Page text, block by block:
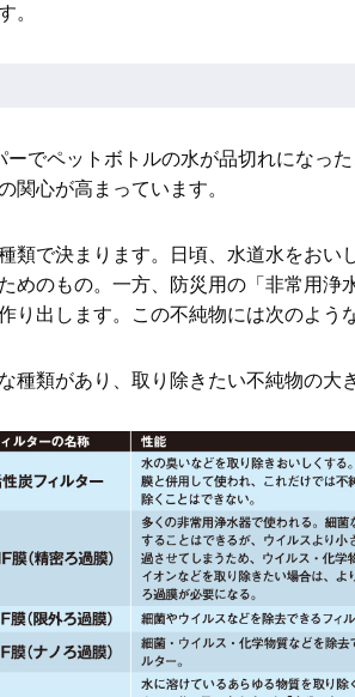
。
でペットボトルの水が品切れになっ
関心が高まっています。
で決まります。日頃、水道水をお
めのもの。一方、防災用の「非常用
出します。この不純物には次のよう
類があり、取り除きたい不純物の大